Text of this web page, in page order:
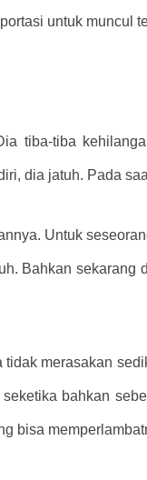
untuk muncul
tiba-tiba
dia jatuh. Pada
Untuk
Bahkan
merasakan
bahkan
bisa